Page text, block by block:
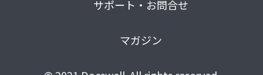
サポート・お問合せ
マガジン